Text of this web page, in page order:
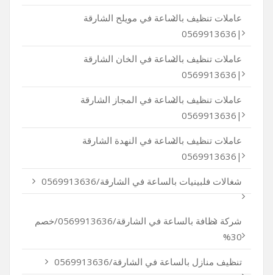
عاملات تنظيف بالساعة في مويلح الشارقة
|0569913636
عاملات تنظيف بالساعة في الخان الشارقة
|0569913636
عاملات تنظيف بالساعة في المجاز الشارقة
|0569913636
عاملات تنظيف بالساعة في النهدة الشارقة
|0569913636
شغالات فلبينيات بالساعة في الشارقة/0569913636
شركة نظافة بالساعة في الشارقة/0569913636/خصم
30%
تنظيف منازل بالساعة في الشارقة/0569913636